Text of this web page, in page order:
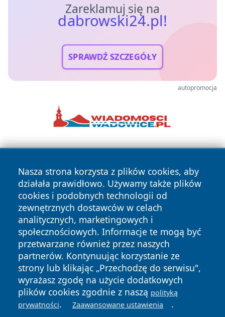
Zareklamuj się na
dabrowski24.pl!
SPRAWDŹ SZCZEGÓŁY
autopromocja
Nasza strona korzysta z plików cookies, aby
działała prawidłowo. Używamy także plików
cookies i podobnych technologii od
zewnętrznych dostawców w celach
analitycznych, marketingowych i
społecznościowych. Informacje te mogą być
przetwarzane również przez naszych
partnerów. Kontynuując korzystanie ze
strony lub klikając „Przechodzę do serwisu",
wyrażasz zgodę na użycie dodatkowych
plików cookies zgodnie z naszą polityką
prywatności. Zaawansowane ustawienia .
Copyright © 2026 dabrowski24.pl Wszystkie prawa
zastrzeżone.
News Autorzy
Polityka
Prywatności
Polityka
Cookies